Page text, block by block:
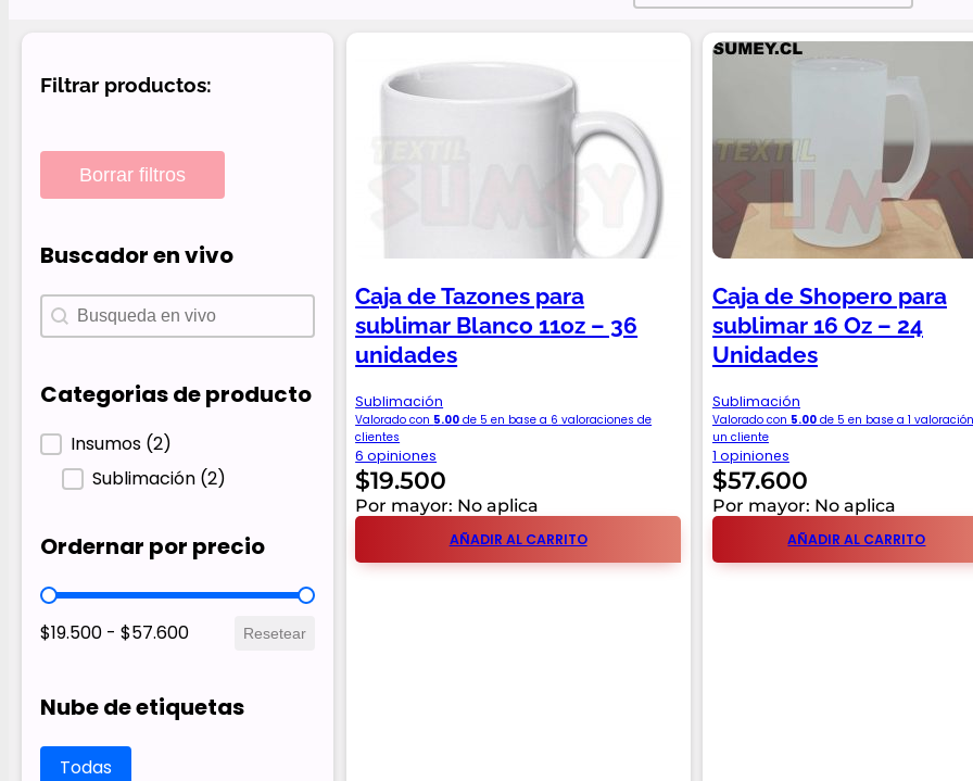
Filtrar productos:
Borrar filtros
Buscador en vivo
Buscador en vivo
Buscador en vivo
Categorias de producto
Categorias de producto
Insumos (2)
Sublimación (2)
Ordernar por precio
Ordernar por precio
$19.500 - $57.600 Resetear
Nube de etiquetas
Nube de etiquetas
Todas
Caja de Tazones para
sublimar Blanco 11oz – 36
unidades
Sublimación
Valorado con 5.00 de 5 en base a 6 valoraciones de
clientes
6 opiniones
$19.500
Por mayor: No aplica
AÑADIR AL CARRITO
Caja de Shopero para
sublimar 16 Oz – 24
Unidades
Sublimación
Valorado con 5.00de 5 en base a 1
un cliente
1 opiniones
$57.600
Por mayor: No aplica
AÑADIR AL CARRITO